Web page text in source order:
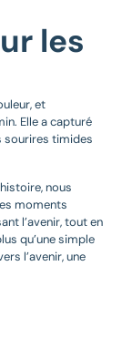
les
et
Elle a capturé
sourires timides
nous
moments
l’avenir, tout en
qu’une simple
l’avenir, une